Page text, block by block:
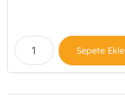
Sepete Ekle